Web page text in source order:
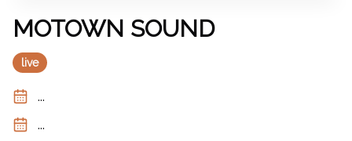
MOTOWN SOUND
live
...
...